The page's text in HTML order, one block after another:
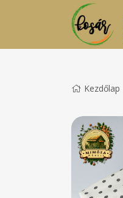
Kezdőlap